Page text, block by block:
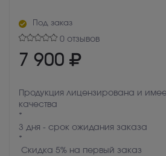
Под заказ
0 отзывов
7 900
Продукция лицензирована и
качества
*
3 дня - срок ожидания заказа
*
Скидка 5% на первый заказ